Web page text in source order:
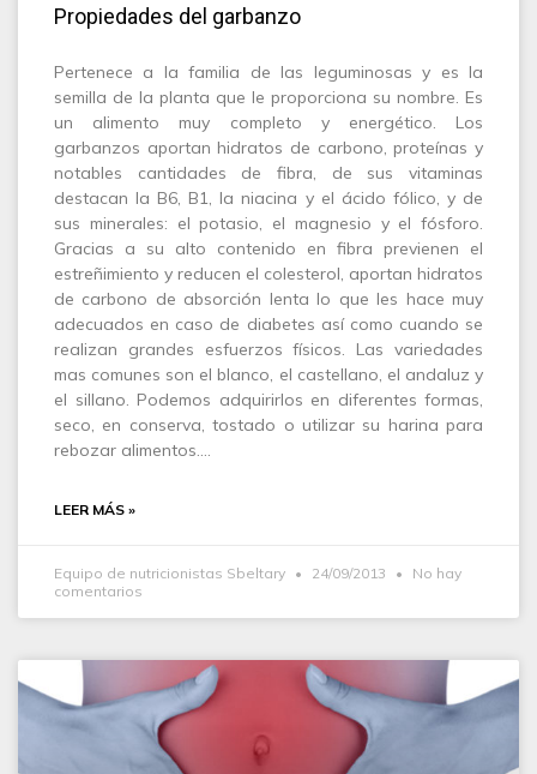
Propiedades del garbanzo
Pertenece a la familia de las leguminosas y es la
semilla de la planta que le proporciona su nombre. Es
un alimento muy completo y energético. Los
garbanzos aportan hidratos de carbono, proteínas y
notables cantidades de fibra, de sus vitaminas
destacan la B6, B1, la niacina y el ácido fólico, y de
sus minerales: el potasio, el magnesio y el fósforo.
Gracias a su alto contenido en fibra previenen el
estreñimiento y reducen el colesterol, aportan hidratos
de carbono de absorción lenta lo que les hace muy
adecuados en caso de diabetes así como cuando se
realizan grandes esfuerzos físicos. Las variedades
mas comunes son el blanco, el castellano, el andaluz y
el sillano. Podemos adquirirlos en diferentes formas,
seco, en conserva, tostado o utilizar su harina para
rebozar alimentos.…
LEER MÁS »
Equipo de nutricionistas Sbeltary 24/09/2013
No hay
comentarios